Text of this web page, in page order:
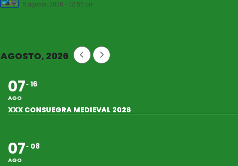
5 agosto, 2026 - 12:55 pm
AGOSTO, 2026
07
AGO
16
XXX CONSUEGRA MEDIEVAL 2026
07
AGO
08